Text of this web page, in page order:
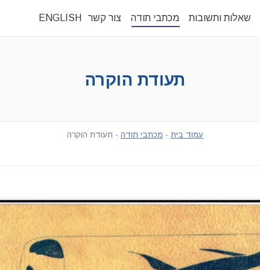
שאלות ותשובות מכתבי תודה צור קשר ENGLISH
עמוד בית - מכתבי תודה - תעודת הוקרה
תעודת הוקרה